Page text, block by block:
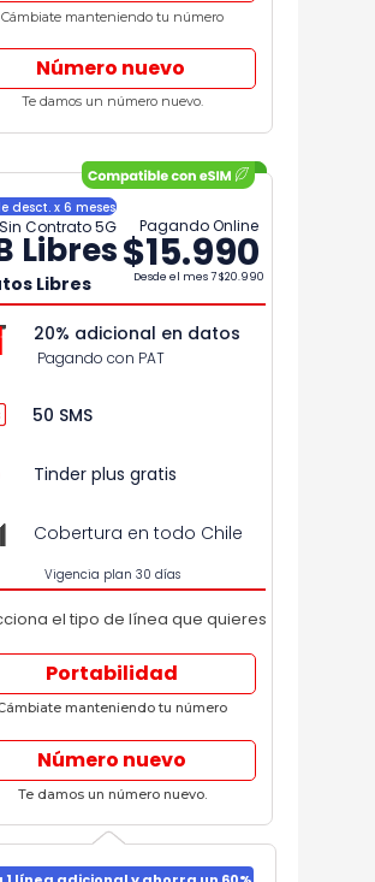
Cámbiate manteniendo tu número
Número nuevo
Te damos un número nuevo.
Libres
Libres
$15.990
Portabilidad
Contrato 5G Pagando Online
Desde el mes 7$20.990
50 SMS
Tinder plus gratis
Vigencia plan 30 días
desct. x 6 meses
manteniendo tu número
Número nuevo
Te damos un número nuevo.
el tipo de línea que quieres
20% adicional en datos
Pagando con PAT
Cobertura en todo Chile